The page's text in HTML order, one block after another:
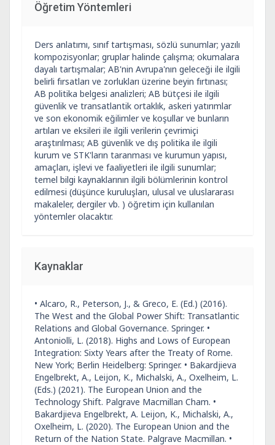
Öğretim Yöntemleri
Ders anlatımı, sınıf tartışması, sözlü sunumlar; yazılı
kompozisyonlar; gruplar halinde çalışma; okumalara
dayalı tartışmalar; AB'nin Avrupa'nın geleceği ile ilgili
belirli fırsatları ve zorlukları üzerine beyin fırtınası;
AB politika belgesi analizleri; AB bütçesi ile ilgili
güvenlik ve transatlantik ortaklık, askeri yatırımlar
ve son ekonomik eğilimler ve koşullar ve bunların
artıları ve eksileri ile ilgili verilerin çevrimiçi
araştırılması; AB güvenlik ve dış politika ile ilgili
kurum ve STK'ların taranması ve kurumun yapısı,
amaçları, işlevi ve faaliyetleri ile ilgili sunumlar;
temel bilgi kaynaklarının ilgili bölümlerinin kontrol
edilmesi (düşünce kuruluşları, ulusal ve uluslararası
makaleler, dergiler vb. ) öğretim için kullanılan
yöntemler olacaktır.
Kaynaklar
• Alcaro, R., Peterson, J., & Greco, E. (Ed.) (2016).
The West and the Global Power Shift: Transatlantic
Relations and Global Governance. Springer. •
Antoniolli, L. (2018). Highs and Lows of European
Integration: Sixty Years after the Treaty of Rome.
New York; Berlin Heidelberg: Springer. • Bakardjieva
Engelbrekt, A., Leijon, K., Michalski, A., Oxelheim, L.
(Eds.) (2021). The European Union and the
Technology Shift. Palgrave Macmillan Cham. •
Bakardjieva Engelbrekt, A. Leijon, K., Michalski, A.,
Oxelheim, L. (2020). The European Union and the
Return of the Nation State. Palgrave Macmillan. •